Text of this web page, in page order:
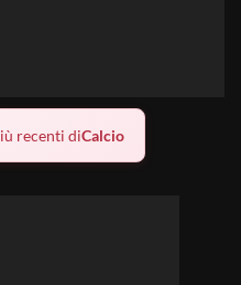
recenti diCalcio